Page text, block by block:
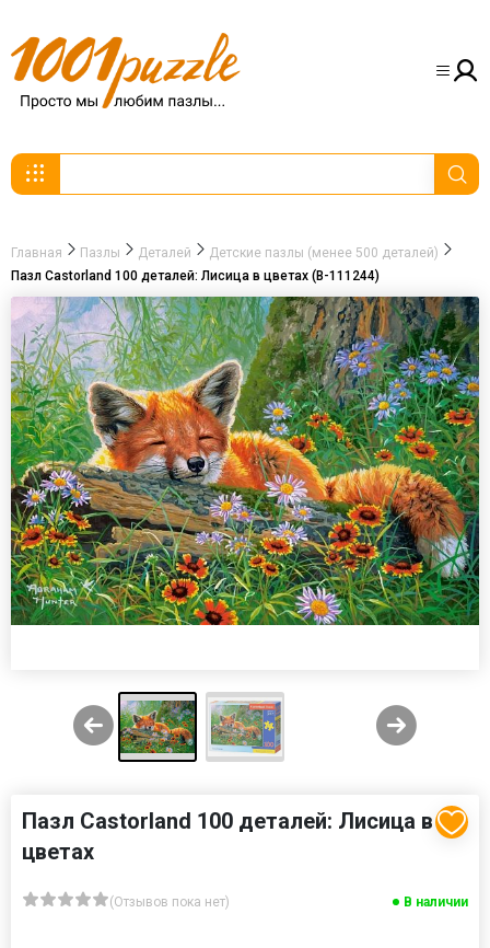
Главная Пазлы Деталей
Детские пазлы (менее 500 деталей)
Пазл Castorland 100 деталей: Лисица в цветах (В-111244)
Пазл Castorland 100 деталей: Лисица в
цветах
(Отзывов пока нет) В наличии